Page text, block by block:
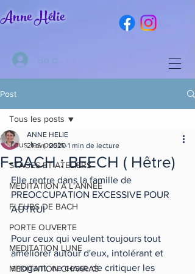
Anne Hélie
Se connecter
Post
Tous les posts
STAGES ET ATELIERS
MEDITATION A L'ANNEE
FLEURS DE BACH
PORTE OUVERTE
MEDITATION LUNE
MEDITATION CHAKRAS
Tous les posts
F-BACH : BEECH ( Hêtre)
ANNE HELIE
21 avr. 2020 1 min de lecture
Elle rentre dans la famille de
PREOCCUPATION EXCESSIVE POUR
AUTRUI
Pour ceux qui veulent toujours tout
améliorer autour d'eux, intolérant et
arrogant, ne cesse de critiquer les